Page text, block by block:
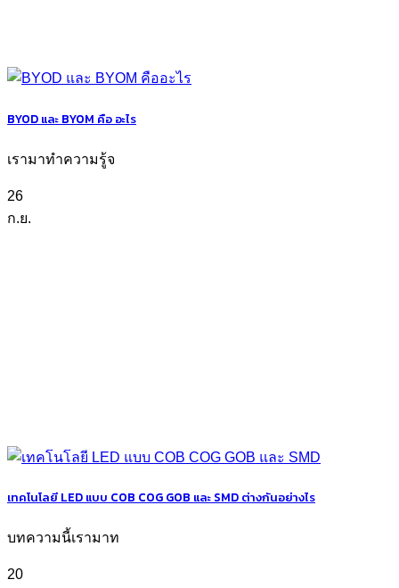
BYOD และ BYOM คือ อะไร
เรามาทำความรู้จ
26
ก.ย.
เทคโนโลยี LED แบบ COB COG GOB และ SMD ต่างกันอย่างไร
บทความนี้เรามาท
20